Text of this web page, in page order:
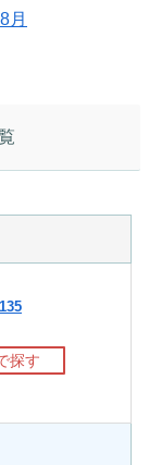
8月
探す